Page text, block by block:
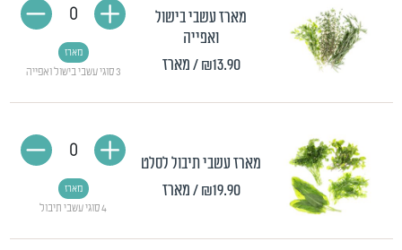
מארז עשבי בישול
ואפייה
₪13.90 / מארז 3 סוגי עשבי בישול ואפייה
מארז
0
מארז עשבי תיבול לסלט
₪19.90 / מארז
4 סוגי עשבי תיבול
מארז
0